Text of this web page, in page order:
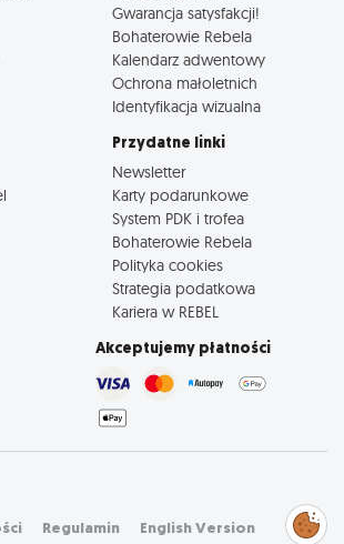
Gwarancja satysfakcji!
Bohaterowie Rebela
Kalendarz adwentowy
Ochrona małoletnich
Identyfikacja wizualna
Przydatne linki
Newsletter
Karty podarunkowe
System PDK i trofea
Bohaterowie Rebela
Polityka cookies
Strategia podatkowa
Kariera w REBEL
Akceptujemy płatności
Regulamin English Version
Zarządzaj
preferencjami
cookies